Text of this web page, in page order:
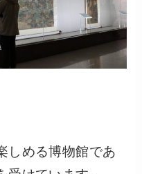
しめる博物館であ